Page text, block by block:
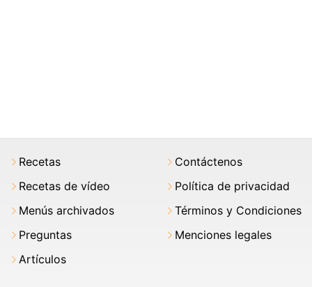
Recetas
Recetas de vídeo
Menús archivados
Preguntas
Artículos
Contáctenos
Política de privacidad
Términos y Condiciones
Menciones legales